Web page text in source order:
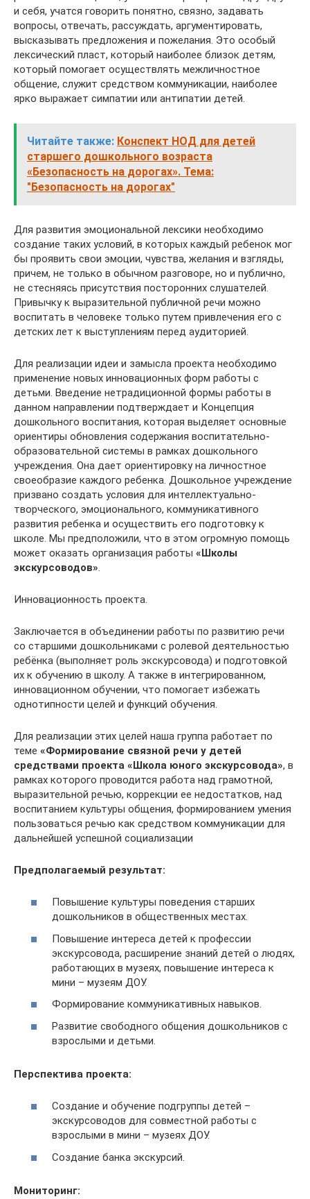
и себя, учатся говорить понятно, связно, задавать
вопросы, отвечать, рассуждать, аргументировать,
высказывать предложения и пожелания. Это особый
лексический пласт, который наиболее близок детям,
который помогает осуществлять межличностное
общение, служит средством коммуникации, наиболее
ярко выражает симпатии или антипатии детей.
Читайте также: Конспект НОД для детей
старшего дошкольного возраста
«Безопасность на дорогах». Тема:
"Безопасность на дорогах"
Для развития эмоциональной лексики необходимо
создание таких условий, в которых каждый ребенок мог
бы проявить свои эмоции, чувства, желания и взгляды,
причем, не только в обычном разговоре, но и публично,
не стесняясь присутствия посторонних слушателей.
Привычку к выразительной публичной речи можно
воспитать в человеке только путем привлечения его с
детских лет к выступлениям перед аудиторией.
Для реализации идеи и замысла проекта необходимо
применение новых инновационных форм работы с
детьми. Введение нетрадиционной формы работы в
данном направлении подтверждает и Концепция
дошкольного воспитания, которая выделяет основные
ориентиры обновления содержания воспитательно-
образовательной системы в рамках дошкольного
учреждения. Она дает ориентировку на личностное
своеобразие каждого ребенка. Дошкольное учреждение
призвано создать условия для интеллектуально-
творческого, эмоционального, коммуникативного
развития ребенка и осуществить его подготовку к
школе. Мы предположили, что в этом огромную помощь
может оказать организация работы «Школы
экскурсоводов»
Инновационность проекта.
Заключается в объединении работы по развитию речи
со старшими дошкольниками с ролевой деятельностью
ребёнка (выполняет роль экскурсовода) и подготовкой
их к обучению в школу. А также в интегрированном,
инновационном обучении, что помогает избежать
однотипности целей и функций обучения.
Для реализации этих целей наша группа работает по
теме «Формирование связной речи у детей
средствами проекта «Школа юного экскурсовода», в
рамках которого проводится работа над грамотной,
выразительной речью, коррекции ее недостатков, над
воспитанием культуры общения, формированием умения
пользоваться речью как средством коммуникации для
дальнейшей успешной социализации
Предполагаемый результат:
Повышение культуры поведения старших
дошкольников в общественных местах.
Повышение интереса детей к профессии
экскурсовода, расширение знаний детей о людях,
работающих в музеях, повышение интереса к
мини – музеям ДОУ.
Формирование коммуникативных навыков.
Развитие свободного общения дошкольников с
взрослыми и детьми.
Перспектива проекта:
Создание и обучение подгруппы детей –
экскурсоводов для совместной работы с
взрослыми в мини – музеях ДОУ.
Создание банка экскурсий.
Мониторинг: